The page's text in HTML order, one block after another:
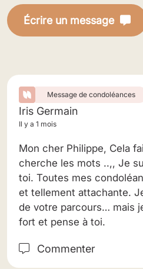
Écrire un message
Message de condoléances
Iris Germain
Il y a 1 mois
Mon cher Philippe, Cela
cherche les mots ..,, Je
toi. Toutes mes
et tellement attachante.
de votre parcours… mais
fort et pense à toi.
Commenter